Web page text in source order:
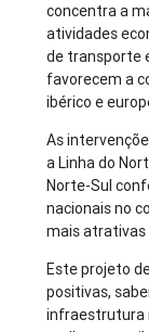
concentra a
atividades
de transporte
favorecem a
ibérico e
As
a Linha do
Norte-Sul
nacionais no
mais atrativas
Este projeto
positivas,
infraestrutura